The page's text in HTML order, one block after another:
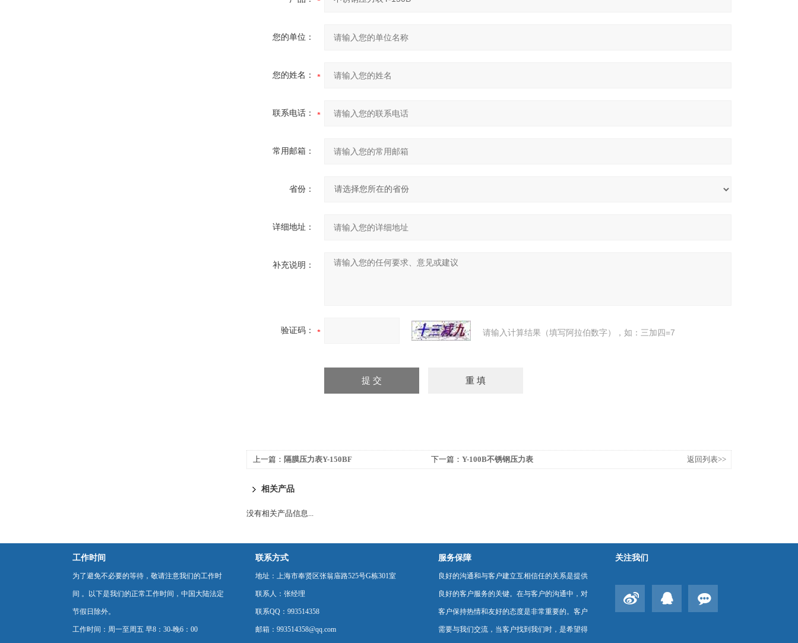
您的单位：
您的姓名：
联系电话：
常用邮箱：
省份：
详细地址：
补充说明：
验证码： 请输入计算结果（填写阿拉伯数字），如：三加四=7
上一篇： 隔膜压力表Y-150BF 下一篇： Y-100B不锈钢压力表 返回列表>>
相关产品
没有相关产品信息...
工作时间
为了避免不必要的等待，敬请注意我们的工作时
间 。以下是我们的正常工作时间，中国大陆法定
节假日除外。
工作时间：周一至周五 早8：30-晚6：00
联系方式
地址：上海市奉贤区张翁庙路525号G栋301室
联系人：张经理
联系QQ：993514358
邮箱：993514358@qq.com
服务保障
良好的沟通和与客户建立互相信任的关系是提供
良好的客户服务的关键。在与客户的沟通中，对
客户保持热情和友好的态度是非常重要的。客户
需要与我们交流，当客户找到我们时，是希望得
关注我们